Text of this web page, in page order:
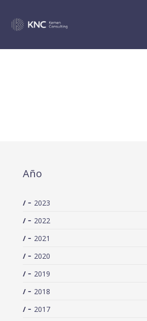
Año
2023
2022
2021
2020
2019
2018
2017